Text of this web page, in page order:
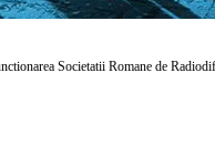
Societatii Romane de